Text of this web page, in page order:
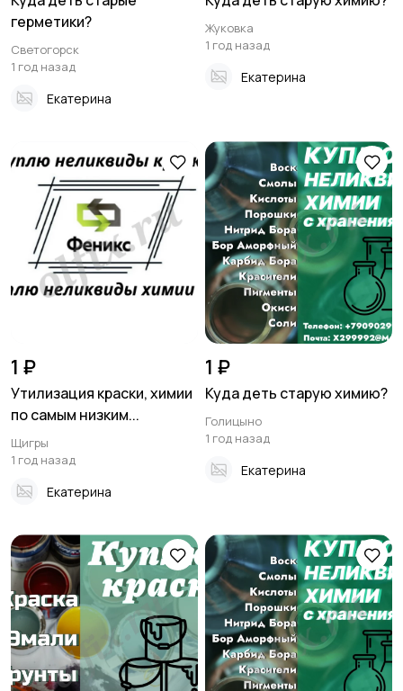
герметики?
Светогорск
1 год назад
Екатерина
Жуковка
1 год назад
Екатерина
1 ₽
Утилизация краски, химии
по самым низким...
Щигры
1 год назад
Екатерина
1 ₽
Куда деть старую химию?
Голицыно
1 год назад
Екатерина